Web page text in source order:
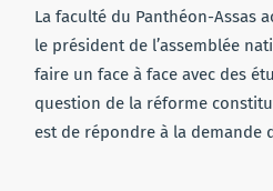
La faculté du Panthéon-Assas
le président de l’assemblée
faire un face à face avec des
question de la réforme
est de répondre à la demande